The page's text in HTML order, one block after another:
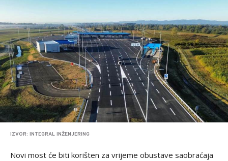
IZVOR: INTEGRAL INŽENJERING
Novi most će biti korišten za vrijeme obustave saobraćaja